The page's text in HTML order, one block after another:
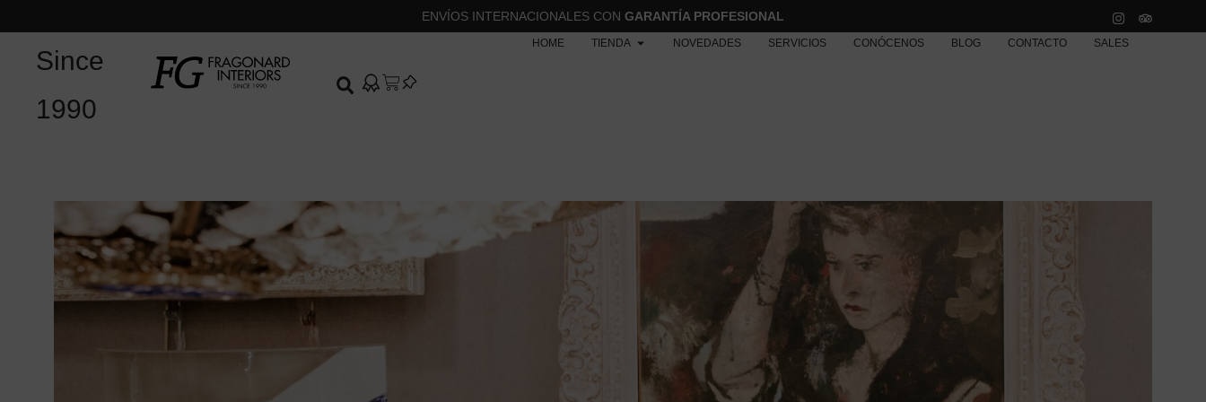
ENVÍOS INTERNACIONALES CON GARANTÍA PROFESIONAL
Since
1990
HOME TIENDA NOVEDADES SERVICIOS CONÓCENOS BLOG CONTACTO SALES